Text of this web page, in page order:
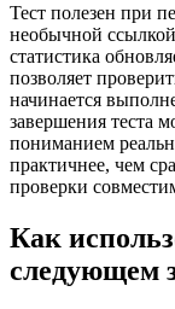
Тест полезен при
необычной
статистика
позволяет
начинается
завершения теста
пониманием
практичнее, чем
проверки
Как
следующем